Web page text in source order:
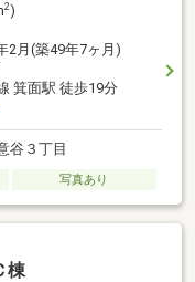
2)
2月(築49年7ヶ月)
箕面駅 徒歩19分
谷３丁目
写真あり
棟